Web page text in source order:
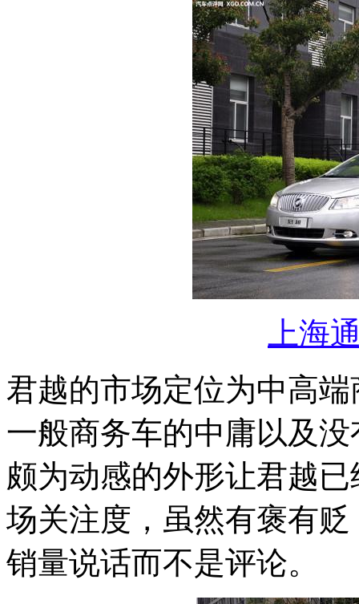
上海
君越的市场定位为中高
一般商务车的中庸以及
颇为动感的外形让君越
场关注度，虽然有褒有
销量说话而不是评论。